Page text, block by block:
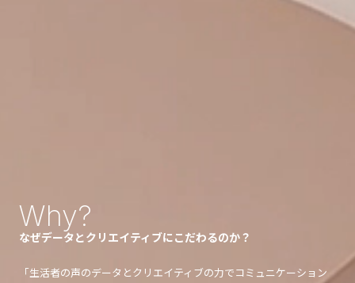
Why?
なぜデータとクリエイティブにこだわるのか？
「生活者の声のデータとクリエイティブの力でコミュニケーション